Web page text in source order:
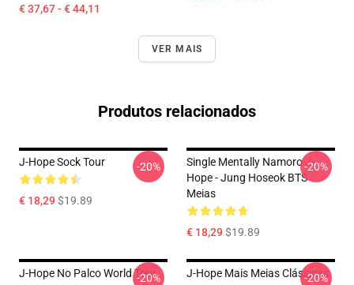
€ 37,67 - € 44,11
VER MAIS
Produtos relacionados
J-Hope Sock Tour
€ 18,29$19.89
-20%
Single Mentally Namoro J-
Hope - Jung Hoseok BTS
Meias
€ 18,29$19.89
-20%
J-Hope No Palco World Tour
-20% J-Hope Mais Meias Clássicas
-20%